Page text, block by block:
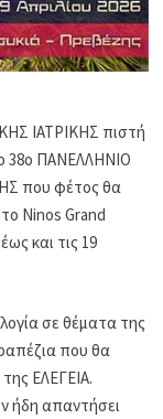
ΙΑΤΡΙΚΗΣ πιστή
38ο ΠΑΝΕΛΛΗΝΙΟ
που φέτος θα
Ninos Grand
και τις 19
σε θέματα της
που θα
ΕΛΕΓΕΙΑ.
ήδη απαντήσει